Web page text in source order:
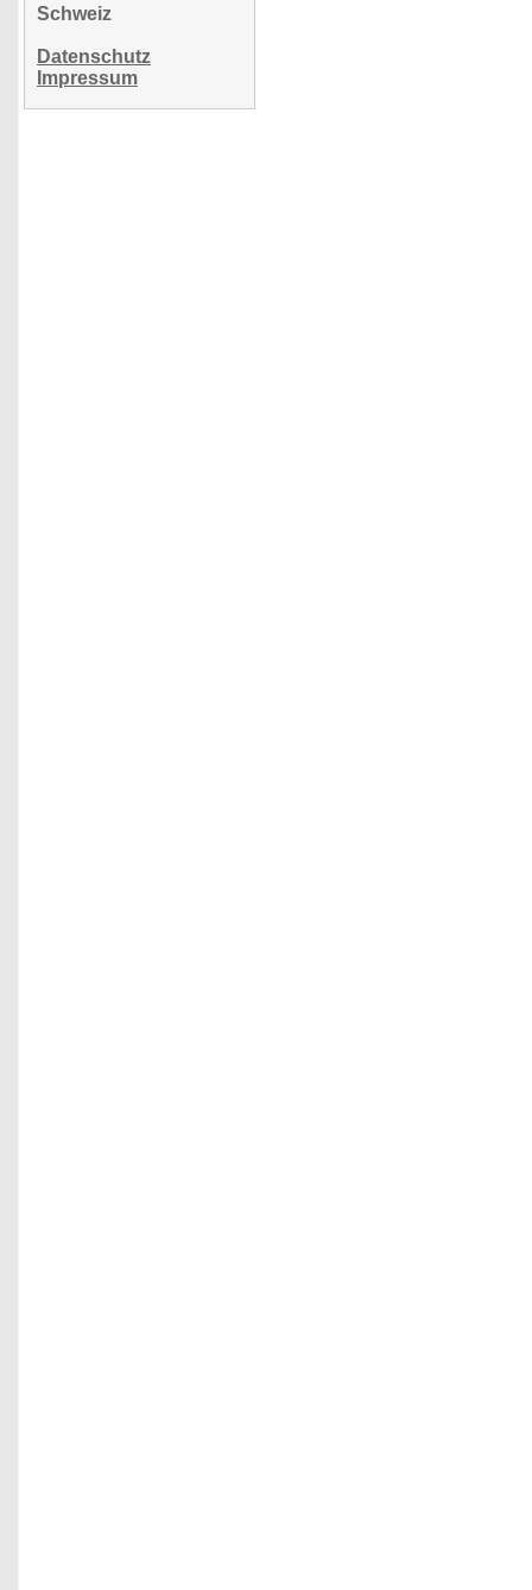
Schweiz
Datenschutz
Impressum